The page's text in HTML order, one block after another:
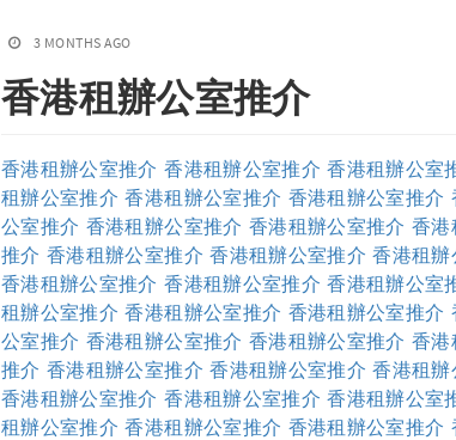
3 MONTHS AGO
香港租辦公室推介
香港租辦公室推介 香港租辦公室推介 香港租辦公室
租辦公室推介 香港租辦公室推介 香港租辦公室推介
公室推介 香港租辦公室推介 香港租辦公室推介 香港
推介 香港租辦公室推介 香港租辦公室推介 香港租辦
香港租辦公室推介 香港租辦公室推介 香港租辦公室
租辦公室推介 香港租辦公室推介 香港租辦公室推介
公室推介 香港租辦公室推介 香港租辦公室推介 香港
推介 香港租辦公室推介 香港租辦公室推介 香港租辦
香港租辦公室推介 香港租辦公室推介 香港租辦公室
租辦公室推介 香港租辦公室推介 香港租辦公室推介